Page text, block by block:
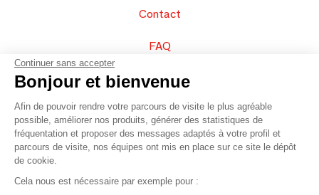
Contact
FAQ
Vendez vos produits
Plan du site
© 2016 –Organisation SAFI
Continuer sans accepter
Bonjour et bienvenue
Afin de pouvoir rendre votre parcours de visite le plus agréable
possible, améliorer nos produits, générer des statistiques de
fréquentation et proposer des messages adaptés à votre profil et
parcours de visite, nos équipes ont mis en place sur ce site le dépôt
de cookie.
Cela nous est nécessaire par exemple pour :